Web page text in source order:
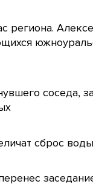
региона.
соседа,
сброс воды